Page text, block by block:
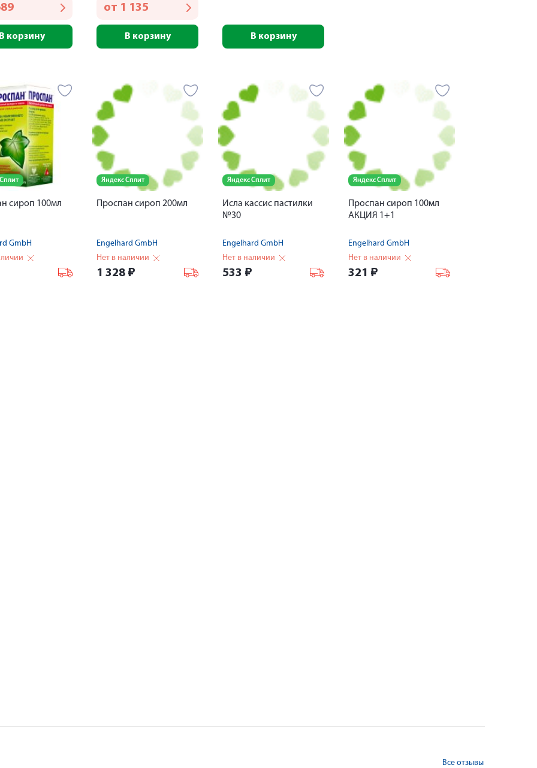
В корзину
от 1 135
В корзину В корзину
сироп 100мл
GmbH
Яндекс Сплит
Проспан сироп 200мл
Engelhard GmbH
Нет в наличии
1 328 ₽
Яндекс Сплит
Исла кассис пастилки
№30
Engelhard GmbH
Нет в наличии
533 ₽
Яндекс Сплит
Проспан сироп 100мл
АКЦИЯ 1+1
Engelhard GmbH
Нет в наличии
321 ₽
Все отзывы